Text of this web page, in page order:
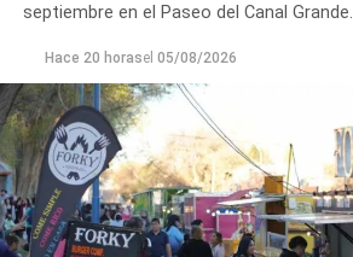
septiembre en el Paseo del Canal Grande.
Hace 20 horasel 05/08/2026